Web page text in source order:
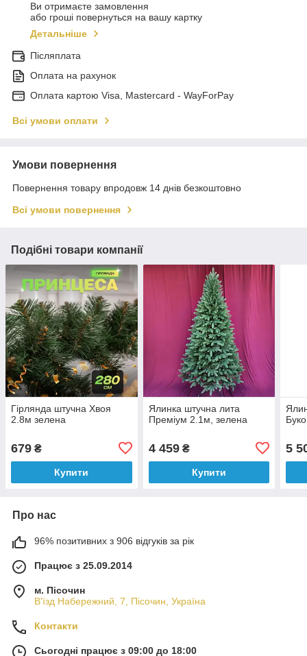
Ви отримаєте замовлення
або гроші повернуться на вашу картку
Детальніше
Післяплата
Оплата на рахунок
Оплата картою Visa, Mastercard - WayForPay
Всі умови оплати
Умови повернення
Повернення товару впродовж 14 днів безкоштовно
Всі умови повернення
Подібні товари компанії
Гірлянда штучна Хвоя
2.8м зелена
679 ₴
Купити
Ялинка штучна лита
Преміум 2.1м, зелена
4 459₴
Купити
5
Про нас
96% позитивних з 906 відгуків за рік
Працює з 25.09.2014
м. Пісочин
В'їзд Набережний, 7, Пісочин, Україна
Контакти
Сьогодні працює з 09:00 до 18:00